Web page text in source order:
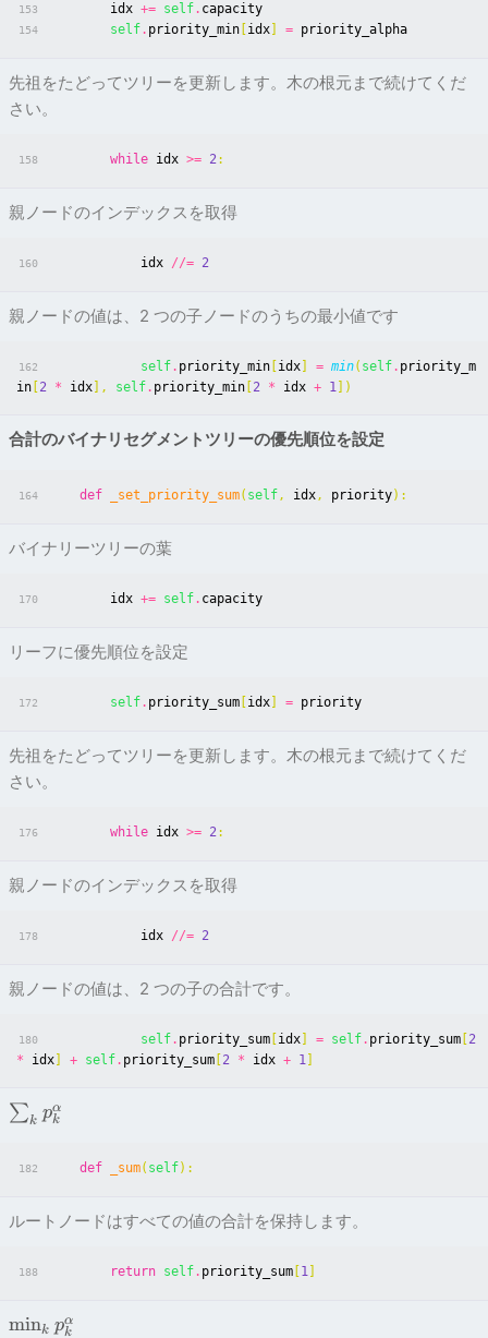
153 idx += self. capacity
154 self. priority_min idx = priority_alpha
先祖をたどってツリーを更新します。木の根元まで続けてくだ
さい。
158 while idx >= 2:
親ノードのインデックスを取得
160 idx //= 2
親ノードの値は、2 つの子ノードのうちの最小値です
162 self. priority_min idx = min( self. priority_m
in 2 * idx ], self. priority_min 2 * idx + 1 ])
合計のバイナリセグメントツリーの優先順位を設定
164 def _set_priority_sum( self, idx, priority):
バイナリーツリーの葉
170 idx += self. capacity
リーフに優先順位を設定
172 self. priority_sum idx = priority
先祖をたどってツリーを更新します。木の根元まで続けてくだ
さい。
176 while idx >= 2:
親ノードのインデックスを取得
178 idx //= 2
親ノードの値は、2 つの子の合計です。
180 self. priority_sum idx = self. priority_sum 2
*
idx + self. priority_sum 2 * idx + 1
∑k pk
α
182 def _sum( self):
ルートノードはすべての値の合計を保持します。
188 return self. priority_sum 1
mink pk
α